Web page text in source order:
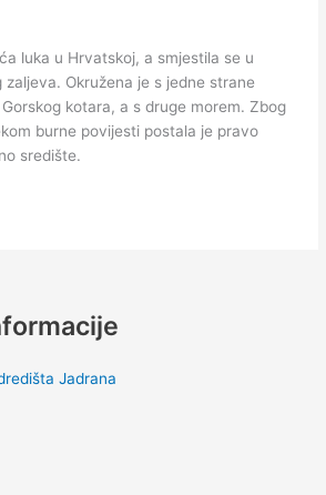
luka u Hrvatskoj, a smjestila se u
zaljeva. Okružena je s jedne strane
kotara, a s druge morem. Zbog
burne povijesti postala je pravo
središte.
Jadrana